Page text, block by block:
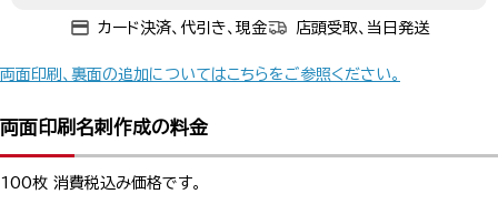
カード決済、代引き、現金 店頭受取、当日発送
両面印刷、裏面の追加についてはこちらをご参照ください。
両面印刷名刺作成の料金
100枚 消費税込み価格です。